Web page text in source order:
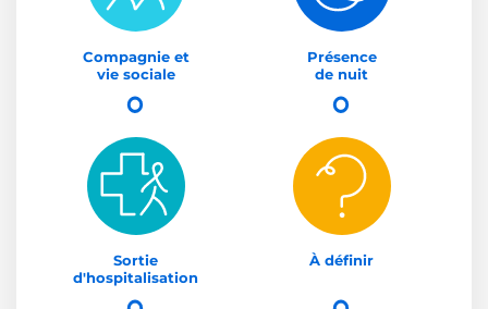
Compagnie et
vie sociale
Présence
de nuit
Sortie
d'hospitalisation
À définir